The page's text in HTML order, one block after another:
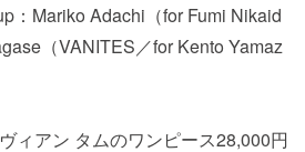
：Mariko Adachi（for Fumi Nikaid
（VANITES／for Kento Yamaz
ィアン タムのワンピース28,000円